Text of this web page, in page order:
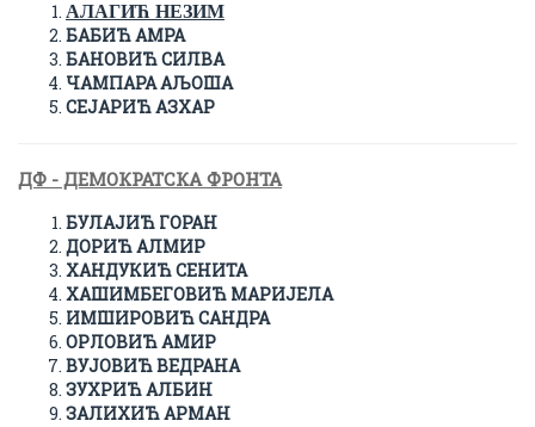
АЛАГИЋ НЕЗИМ
БАБИЋ АМРА
БАНОВИЋ СИЛВА
ЧАМПАРА АЉОША
СЕЈАРИЋ АЗХАР
ДФ - ДЕМОКРАТСКА ФРОНТА
БУЛАЈИЋ ГОРАН
ДОРИЋ АЛМИР
ХАНДУКИЋ СЕНИТА
ХАШИМБЕГОВИЋ МАРИЈЕЛА
ИМШИРОВИЋ САНДРА
ОРЛОВИЋ АМИР
ВУЈОВИЋ ВЕДРАНА
ЗУХРИЋ АЛБИН
ЗАЛИХИЋ АРМАН